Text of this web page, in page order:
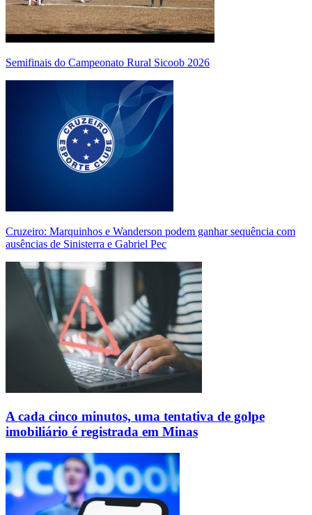
Semifinais do Campeonato Rural Sicoob 2026
Cruzeiro: Marquinhos e Wanderson podem ganhar sequência com
ausências de Sinisterra e Gabriel Pec
A cada cinco minutos, uma tentativa de golpe
imobiliário é registrada em Minas